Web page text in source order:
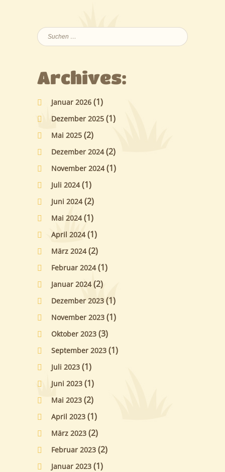
Suchen
nach:
Archives:
Januar 2026 (1)
Dezember 2025 (1)
Mai 2025 (2)
Dezember 2024(2)
November 2024(1)
Juli 2024(1)
Juni 2024(2)
Mai 2024(1)
April 2024(1)
März 2024(2)
Februar 2024(1)
Januar 2024(2)
Dezember 2023 (1)
November 2023 (1)
Oktober 2023 (3)
September 2023 (1)
Juli 2023 (1)
Juni 2023 (1)
Mai 2023 (2)
April 2023 (1)
März 2023 (2)
Februar 2023 (2)
Januar 2023 (1)